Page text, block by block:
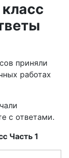
приняли
работах
с ответами.
Часть 1